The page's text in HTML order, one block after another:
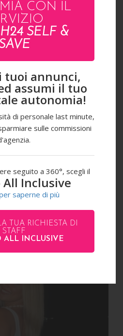
CON IL
SELF &
tuoi annunci,
assumi il tuo
autonomia!
di personale last minute,
sulle commissioni
seguito a 360°, scegli il
All Inclusive
saperne di più
TUA RICHIESTA DI
STAFF
ALL INCLUSIVE